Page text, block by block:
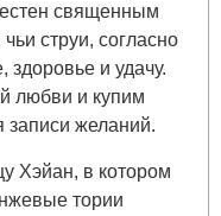
священным
струи, согласно
здоровье и удачу.
любви и купим
записи желаний.
Хэйан, в котором
тории